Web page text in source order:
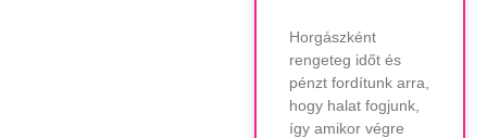
Horgászként
rengeteg időt és
pénzt fordítunk arra,
hogy halat fogjunk,
így amikor végre